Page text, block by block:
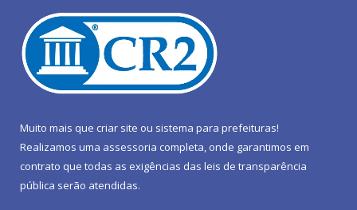
Muito mais que criar site ou sistema para prefeituras!
Realizamos uma assessoria completa, onde garantimos em
contrato que todas as exigências das leis de transparência
pública serão atendidas.